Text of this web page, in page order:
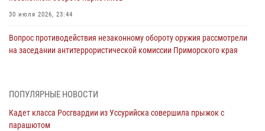
30 июля 2026, 23:44
Вопрос противодействия незаконному обороту оружия рассмотрели
на заседании антитеррористической комиссии Приморского края
Во Владивостоке во дворе жилого дома сотрудники
ПОПУЛЯРНЫЕ НОВОСТИ
Кадет класса Росгвардии из Уссурийска совершила прыжок с
парашютом